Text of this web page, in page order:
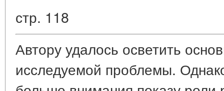
стр. 118
Автору удалось осветить
исследуемой проблемы.